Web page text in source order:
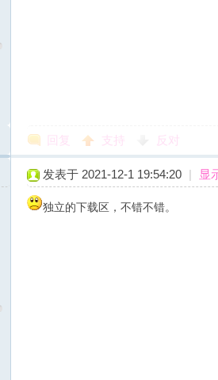
回复 支持 反对
发表于 2021-12-1 19:54:20 | 显
独立的下载区，不错不错。